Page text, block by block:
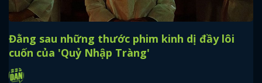
Đằng sau những thước phim kinh dị đầy lôi
cuốn của 'Quỷ Nhập Tràng'